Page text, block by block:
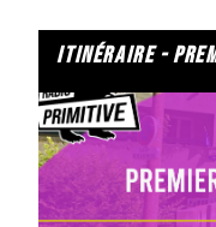
itinéraire -